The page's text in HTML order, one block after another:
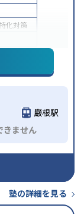
化対策
巌根駅
きません
塾の詳細を見る